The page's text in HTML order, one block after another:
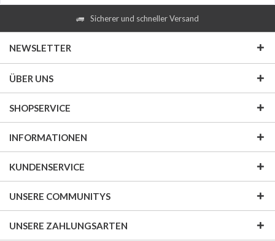
Sicherer und schneller Versand
NEWSLETTER
ÜBER UNS
SHOPSERVICE
INFORMATIONEN
KUNDENSERVICE
UNSERE COMMUNITYS
UNSERE ZAHLUNGSARTEN